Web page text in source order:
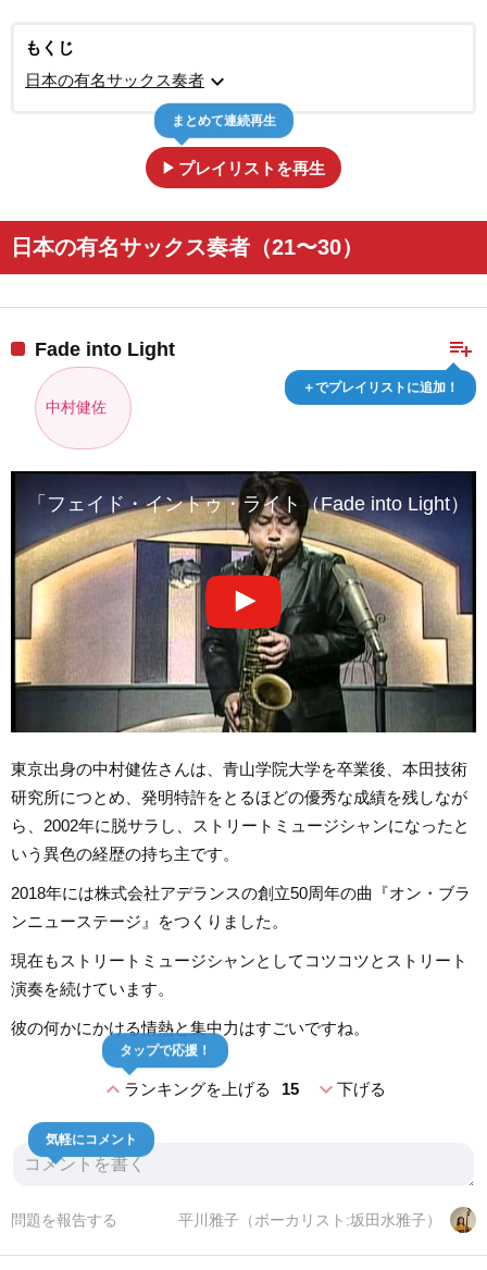
もくじ
日本の有名サックス奏者 expand_more
play_arrow プレイリストを再生
まとめて連続再生
日本の有名サックス奏者（21〜30）
playlist_add
＋でプレイリストに追加！
Fade into Light
中村健佐
「フェイド・イントゥ・ライト（Fade into Light）
東京出身の中村健佐さんは、青山学院大学を卒業後、本田技術
研究所につとめ、発明特許をとるほどの優秀な成績を残しなが
ら、2002年に脱サラし、ストリートミュージシャンになったと
いう異色の経歴の持ち主です。
2018年には株式会社アデランスの創立50周年の曲『オン・ブラ
ンニューステージ』をつくりました。
現在もストリートミュージシャンとしてコツコツとストリート
演奏を続けています。
彼の何かにかける情熱と集中力はすごいですね。
expand_lessランキングを上げる 15
タップで応援！
expand_more下げる
気軽にコメント
平川雅子（ボーカリスト:坂田水雅子）
問題を報告する